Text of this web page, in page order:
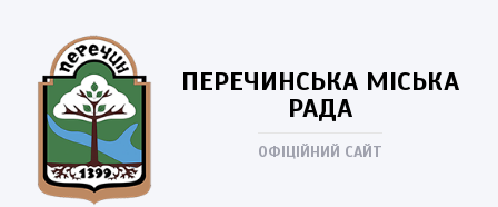
ПЕРЕЧИНСЬКА МІСЬКА
РАДА
ОФІЦІЙНИЙ САЙТ